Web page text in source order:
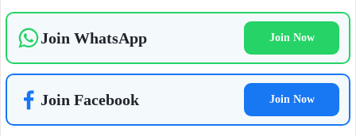
Join WhatsApp Join Now
Join Facebook Join Now